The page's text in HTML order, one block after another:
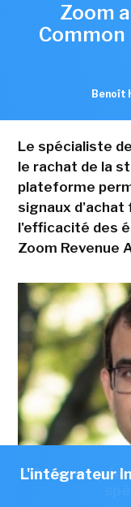
Zoom
Zoom
Common
Benoît
Le spécialiste
le rachat de la
plateforme
signaux d'achat
l'efficacité des
Zoom Revenue
L'intégrateur